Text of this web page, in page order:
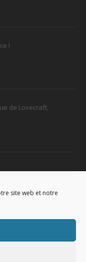
site web et notre
!
de Lovecraft,